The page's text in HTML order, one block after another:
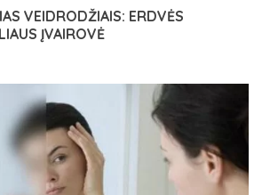
VEIDRODŽIAIS: ERDVĖS
ĮVAIROVĖ